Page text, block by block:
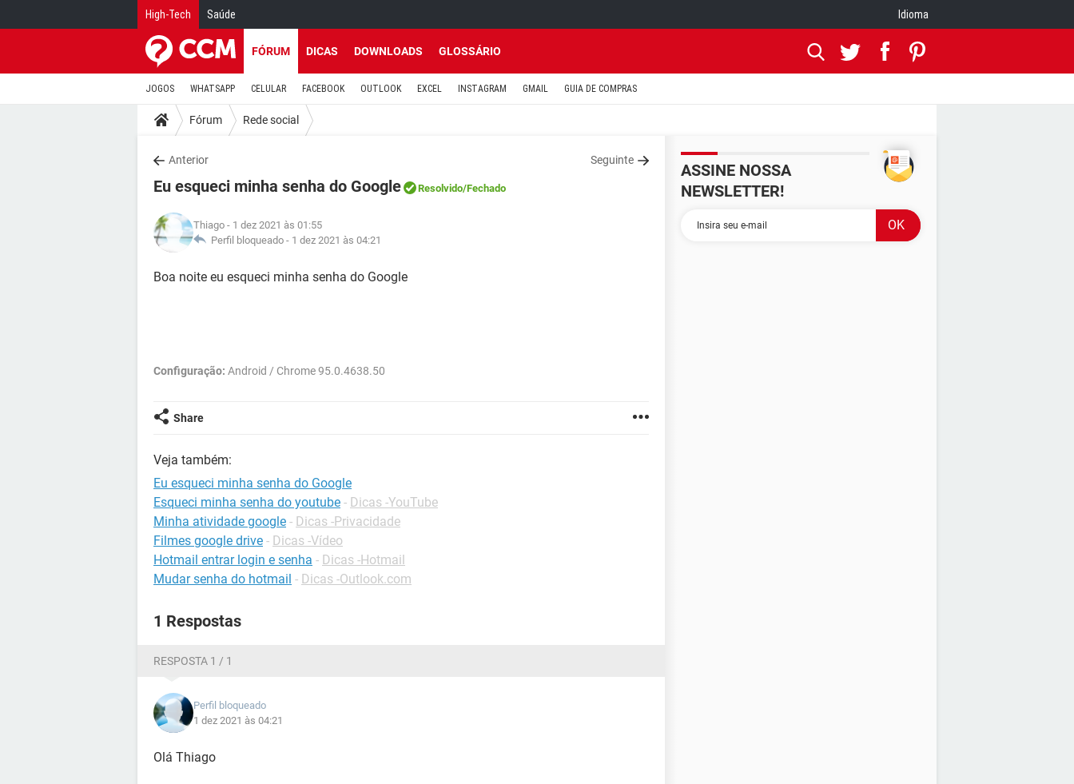
High-Tech Saúde Idioma
FÓRUM DICAS DOWNLOADS GLOSSÁRIO
JOGOS WHATSAPP CELULAR FACEBOOK OUTLOOK EXCEL INSTAGRAM GMAIL GUIA DE COMPRAS
Fórum Rede social
Anterior Seguinte
Eu esqueci minha senha do Google Resolvido/Fechado
Thiago - 1 dez 2021 às 01:55
Perfil bloqueado - 1 dez 2021 às 04:21
Boa noite eu esqueci minha senha do Google
Configuração: Android / Chrome 95.0.4638.50
Share
Veja também:
Eu esqueci minha senha do Google
Esqueci minha senha do youtube - Dicas -YouTube
Minha atividade google - Dicas -Privacidade
Filmes google drive - Dicas -Vídeo
Hotmail entrar login e senha - Dicas -Hotmail
Mudar senha do hotmail - Dicas -Outlook.com
1 Respostas
RESPOSTA 1 / 1
Perfil bloqueado
1 dez 2021 às 04:21
Olá Thiago
ASSINE NOSSA
NEWSLETTER!